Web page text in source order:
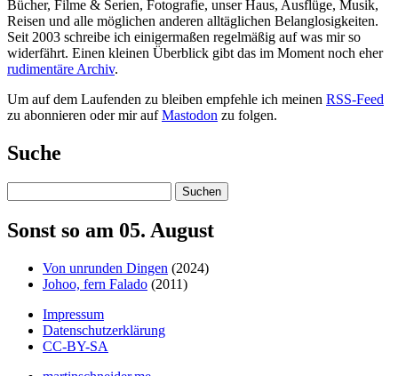
Bücher, Filme & Serien, Fotografie, unser Haus, Ausflüge, Musik,
Reisen und alle möglichen anderen alltäglichen Belanglosigkeiten.
Seit 2003 schreibe ich einigermaßen regelmäßig auf was mir so
widerfährt. Einen kleinen Überblick gibt das im Moment noch eher
rudimentäre Archiv.
Um auf dem Laufenden zu bleiben empfehle ich meinen RSS-Feed
zu abonnieren oder mir aufMastodon zu folgen.
Suche
Suchen
Sonst so am 05. August
Von unrunden Dingen (2024)
Johoo, fern Falado (2011)
Impressum
Datenschutzerklärung
CC-BY-SA